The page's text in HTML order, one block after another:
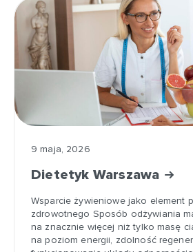
9 maja, 2026
Dietetyk Warszawa
Wsparcie żywieniowe jako element
zdrowotnego Sposób odżywiania
na znacznie więcej niż tylko masę
na poziom energii, zdolność